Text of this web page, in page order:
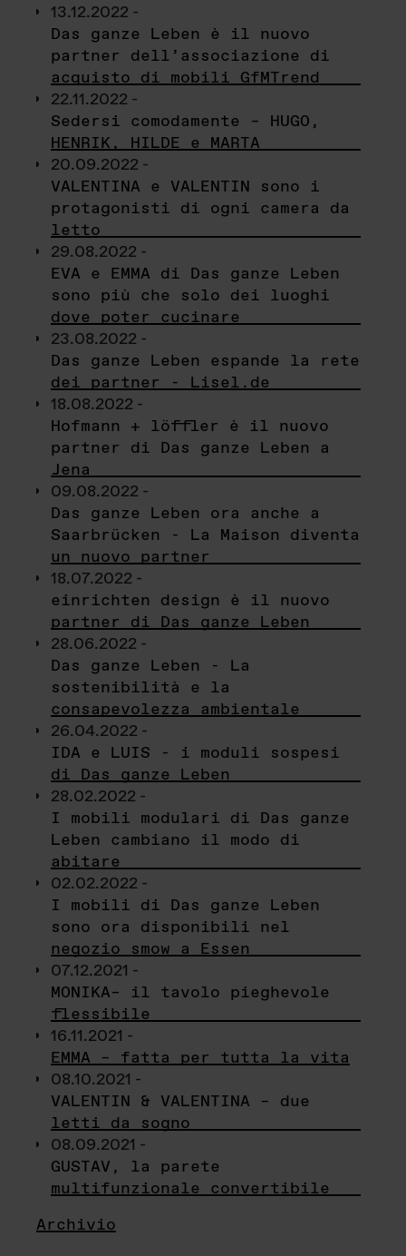
13.12.2022 -
Das ganze Leben è il nuovo
partner dell’associazione di
acquisto di mobili GfMTrend
22.11.2022 -
Sedersi comodamente – HUGO,
HENRIK, HILDE e MARTA
20.09.2022 -
VALENTINA e VALENTIN sono i
protagonisti di ogni camera da
letto
29.08.2022 -
EVA e EMMA di Das ganze Leben
sono più che solo dei luoghi
dove poter cucinare
23.08.2022 -
Das ganze Leben espande la rete
dei partner - Lisel.de
18.08.2022 -
Hofmann + löffler è il nuovo
partner di Das ganze Leben a
Jena
09.08.2022 -
Das ganze Leben ora anche a
Saarbrücken - La Maison diventa
un nuovo partner
18.07.2022 -
einrichten design è il nuovo
partner di Das ganze Leben
28.06.2022 -
Das ganze Leben - La
sostenibilità e la
consapevolezza ambientale
26.04.2022 -
IDA e LUIS - i moduli sospesi
di Das ganze Leben
28.02.2022 -
I mobili modulari di Das ganze
Leben cambiano il modo di
abitare
02.02.2022 -
I mobili di Das ganze Leben
sono ora disponibili nel
negozio smow a Essen
07.12.2021 -
MONIKA– il tavolo pieghevole
flessibile
16.11.2021 -
EMMA – fatta per tutta la vita
08.10.2021 -
VALENTIN & VALENTINA – due
letti da sogno
08.09.2021 -
GUSTAV, la parete
multifunzionale convertibile
Archivio